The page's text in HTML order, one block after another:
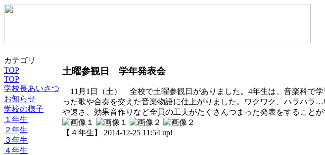
カテゴリ
TOP
TOP
学校長あいさつ
お知らせ
学校の様子
１年生
２年生
３年生
４年生
土曜参観日 学年発表会
11月1日（土） 全校で土曜参観日がありました。4年生は、音楽科で
った歌や合奏を交えた音楽物語に仕上がりました。ワクワク、ハラハ
や速さ、効果音作りなど全員の工夫がたくさんつまった発表をすることが
【４年生】 2014-12-25 11:54 up!